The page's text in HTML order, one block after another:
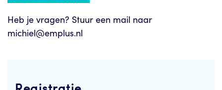
Heb je vragen? Stuur een mail naar
michiel@emplus.nl